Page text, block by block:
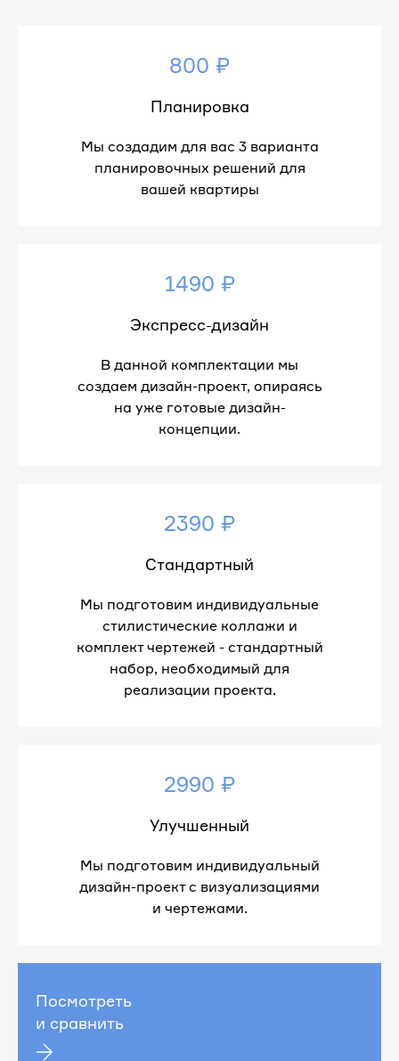
800 ₽
Планировка
Мы создадим для вас 3 варианта
планировочных решений для
вашей квартиры
1490 ₽
Экспресс-дизайн
В данной комплектации мы
создаем дизайн-проект, опираясь
на уже готовые дизайн-
концепции.
2390 ₽
Стандартный
Мы подготовим индивидуальные
стилистические коллажи и
комплект чертежей - стандартный
набор, необходимый для
реализации проекта.
2990 ₽
Улучшенный
Мы подготовим индивидуальный
дизайн-проект с визуализациями
и чертежами.
Посмотреть
и сравнить